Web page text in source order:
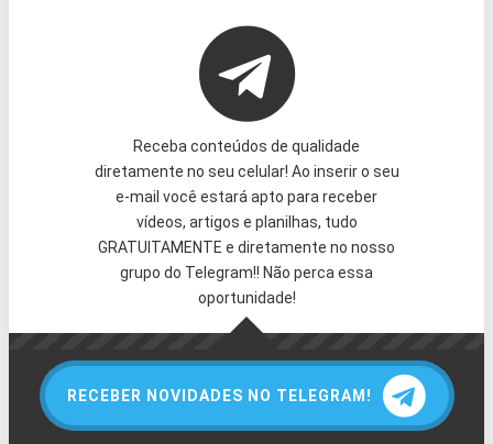
Receba conteúdos de qualidade
diretamente no seu celular! Ao inserir o seu
e-mail você estará apto para receber
vídeos, artigos e planilhas, tudo
GRATUITAMENTE e diretamente no nosso
grupo do Telegram!! Não perca essa
oportunidade!
RECEBER NOVIDADES NO TELEGRAM!